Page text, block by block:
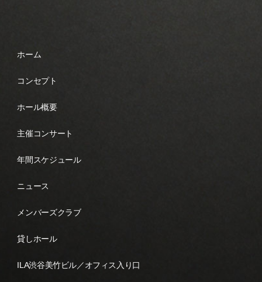
ホーム
コンセプト
ホール概要
主催コンサート
年間スケジュール
ニュース
メンバーズクラブ
貸しホール
ILA渋谷美竹ビル／オフィス入り口